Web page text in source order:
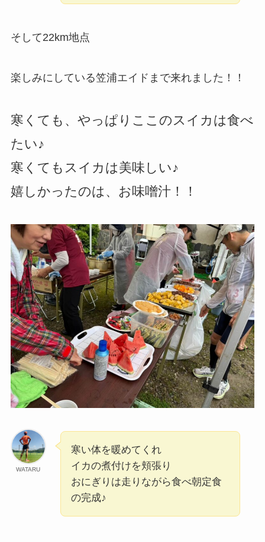
そして22km地点
楽しみにしている笠浦エイドまで来れました！！
寒くても、やっぱりここのスイカは食べ
たい♪
寒くてもスイカは美味しい♪
嬉しかったのは、お味噌汁！！
WATARU
寒い体を暖めてくれ
イカの煮付けを頬張り
おにぎりは走りながら食べ朝定食
の完成♪